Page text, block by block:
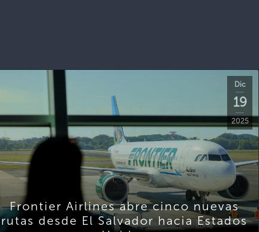
Dic
19
2025
Frontier Airlines abre cinco nuevas
rutas desde El Salvador hacia Estados